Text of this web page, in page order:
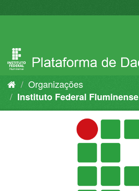
para
Organizações
Instituto Federal Fluminense